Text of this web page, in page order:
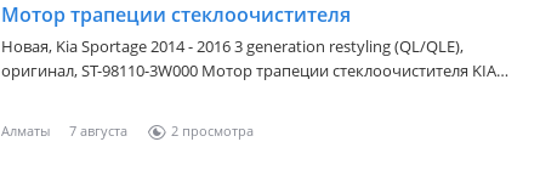
Мотор трапеции стеклоочистителя
Новая, Kia Sportage 2014 - 2016 3 generation restyling (QL/QLE),
оригинал, ST-98110-3W000 Мотор трапеции стеклоочистителя KIA
Алматы 7 августа 2